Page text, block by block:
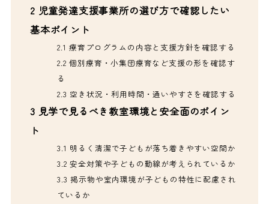
2 児童発達支援事業所の選び方で確認したい
基本ポイント
2.1 療育プログラムの内容と支援方針を確認する
2.2 個別療育・小集団療育など支援の形を確認す
る
2.3 空き状況・利用時間・通いやすさを確認する
3 見学で見るべき教室環境と安全面のポイン
ト
3.1 明るく清潔で子どもが落ち着きやすい空間か
3.2 安全対策や子どもの動線が考えられているか
3.3 掲示物や室内環境が子どもの特性に配慮され
ているか